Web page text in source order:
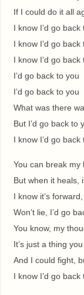
If I could do it all
I know I’d go back
I know I’d go back
I know I’d go back
I’d go back to you
I’d go back to you
What was there
But I’d go back to
I know I’d go back
You can break my
But when it heals,
I know it’s
Won’t lie, I’d go
You know, my
It’s just a thing
And I could fight,
I know I’d go back